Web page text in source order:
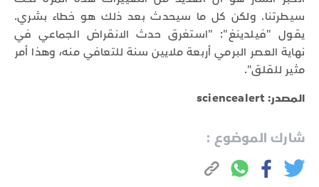
سيطرتنا. ولكن كل ما سيحدث بعد ذلك هو خطاء بشري.
يقول "فيلدينغ": "استغرق حدث الانقراض الجماعي في
نهاية العصر البرمي أربعة ملايين سنة للتعافي منه، وهذا أمر
مثير للقلق".
المصدر: sciencealert
شارك الموضوع :